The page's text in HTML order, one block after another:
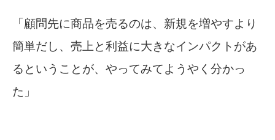
「顧問先に商品を売るのは、新規を増やすより
簡単だし、売上と利益に大きなインパクトがあ
るということが、やってみてようやく分かっ
た」